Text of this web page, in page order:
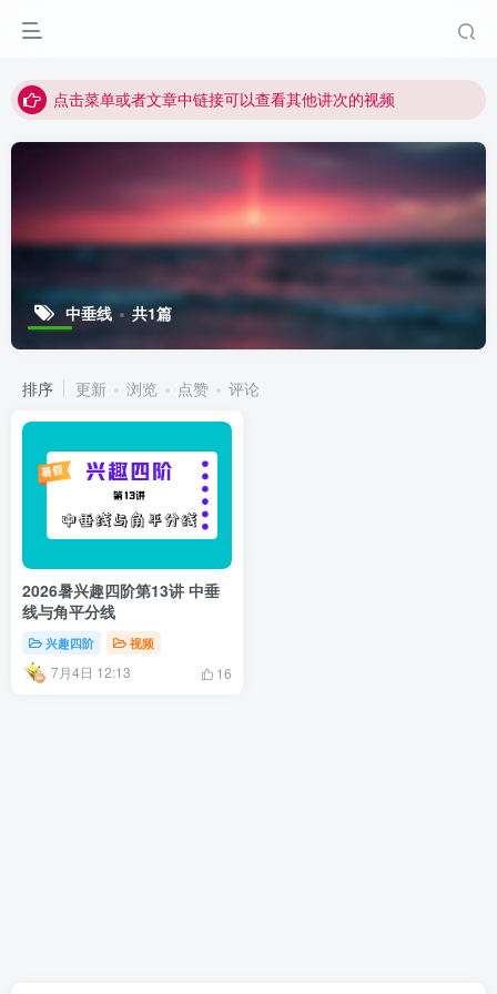
点击菜单或者文章中链接可以查看其他讲次的视频
最近网站被攻击导致速度非常慢，目前已恢复正常
视频无法观看的微信发消息给邱老师重置即可
中垂线 共1篇
排序 更新 浏览 点赞 评论
2026暑兴趣四阶第13讲 中垂
线与角平分线
兴趣四阶 视频
7月4日 12:13 16